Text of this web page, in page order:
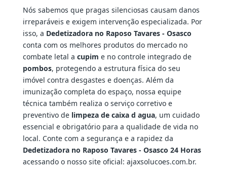
Nós sabemos que pragas silenciosas causam danos
irreparáveis e exigem intervenção especializada. Por
isso, a Dedetizadora no Raposo Tavares - Osasco
conta com os melhores produtos do mercado no
combate letal a cupim e no controle integrado de
pombos, protegendo a estrutura física do seu
imóvel contra desgastes e doenças. Além da
imunização completa do espaço, nossa equipe
técnica também realiza o serviço corretivo e
preventivo de limpeza de caixa d agua, um cuidado
essencial e obrigatório para a qualidade de vida no
local. Conte com a segurança e a rapidez da
Dedetizadora no Raposo Tavares - Osasco 24 Horas
acessando o nosso site oficial: ajaxsolucoes.com.br.